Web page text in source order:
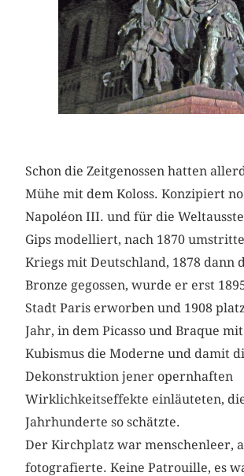
Schon die Zeitgenossen hatten
Mühe mit dem Koloss. Konzipiert
Napoléon III. und für die
Gips modelliert, nach 1870
Kriegs mit Deutschland, 1878 dann
Bronze gegossen, wurde er erst
Stadt Paris erworben und 1908
Jahr, in dem Picasso und Braque
Kubismus die Moderne und damit
Dekonstruktion jener opernhaften
Wirklichkeitseffekte einläuteten,
Jahrhunderte so s­chätzte.
Der Kirchplatz war menschenleer,
fotografierte. Keine Patrouille, es